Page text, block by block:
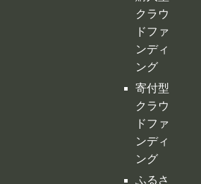
ドファ
ンディ
ング
寄付型
クラウ
ドファ
ンディ
ング
ふるさ
と納税